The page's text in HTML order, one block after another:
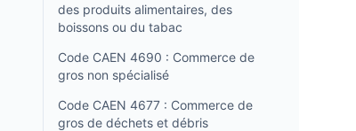
des produits alimentaires, des
boissons ou du tabac
Code CAEN 4690 : Commerce de
gros non spécialisé
Code CAEN 4677 : Commerce de
gros de déchets et débris